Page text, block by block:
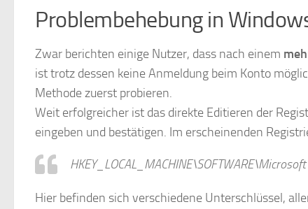
Problembehebung in
Zwar berichten einige Nutzer, dass nach einem
ist trotz dessen keine Anmeldung beim Konto
Methode zuerst probieren.
Weit erfolgreicher ist das direkte Editieren der
eingeben und bestätigen. Im erscheinenden
Hier befinden sich verschiedene Unterschlüssel,